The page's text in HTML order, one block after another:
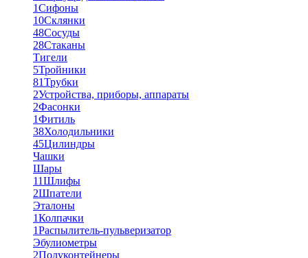
1Сифоны
10Склянки
48Сосуды
28Стаканы
Тигели
5Тройники
81Трубки
2Устройства, приборы, аппараты
2Фасонки
1Фитиль
38Холодильники
45Цилиндры
Чашки
Шары
11Шлифы
2Шпатели
Эталоны
1Колпачки
1Распылитель-пульверизатор
Эбулиометры
2Полуконтейнеры